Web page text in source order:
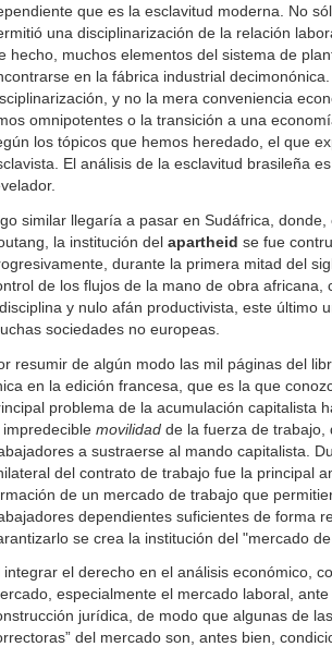
que es la esclavitud moderna. No
una disciplinarización de la relación
hecho, muchos elementos del sistema de
en la fábrica industrial
y no la mera conveniencia
omnipotentes o la transición a una
los tópicos que hemos heredado, el que
El análisis de la esclavitud brasileña
similar llegaría a pasar en Sudáfrica, donde,
la institución del apartheid se fue
durante la primera mitad del
de los flujos de la mano de obra africana,
y nulo afán productivista, este último
sociedades no europeas.
resumir de algún modo las mil páginas del
en la edición francesa, que es la que
problema de la acumulación capitalista
impredecible movilidad de la fuerza de trabajo,
a sustraerse al mando capitalista.
del contrato de trabajo fue la principal
de un mercado de trabajo que
dependientes suficientes de forma
se crea la institución del "mercado
integrar el derecho en el análisis económico,
especialmente el mercado laboral,
jurídica, de modo que algunas de
del mercado son, antes bien,